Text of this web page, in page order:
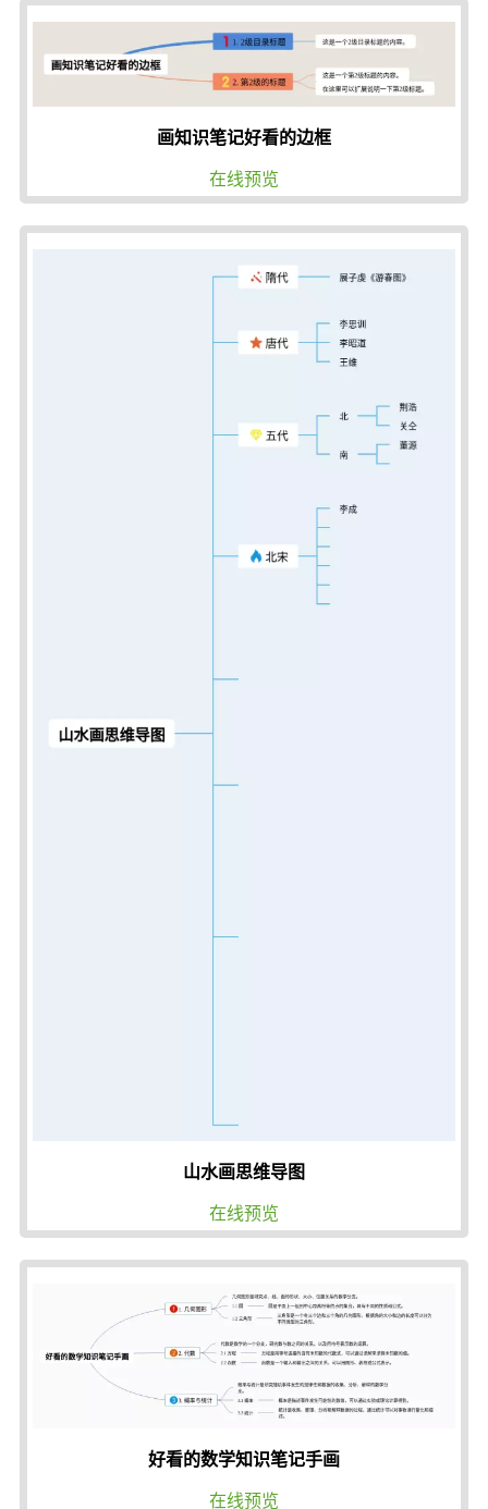
画知识笔记好看的边框
在线预览
山水画思维导图
在线预览
好看的数学知识笔记手画
在线预览